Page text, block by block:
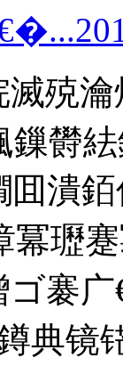
殑
鏁欎
潰
冪瓑
ゴ褰
典镜